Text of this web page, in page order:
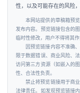
场，版权归原作者所有
参考之用，不构成任何
性，以及可能存在的风险
本网站提供的草稿箱预
发布内容。预览链接包含的
临时性修改，用户不得将其作
因预览链接内容不准确
限于数据错误、商业风险、